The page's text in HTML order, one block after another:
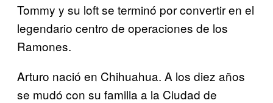
Tommy y su loft se terminó por convertir en el
legendario centro de operaciones de los
Ramones.
Arturo nació en Chihuahua. A los diez años
se mudó con su familia a la Ciudad de